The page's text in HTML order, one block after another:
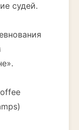
судей.